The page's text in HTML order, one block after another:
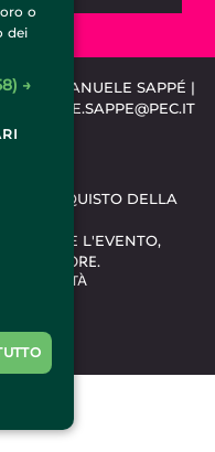
DI EMANUELE SAPPÉ |
ALL'ACQUISTO DELLA
E L'EVENTO,
.
o
dei
→